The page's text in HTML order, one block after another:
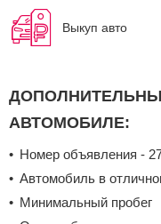
Выкуп авто
АВТОМОБИЛЕ:
Номер объявления -
Автомобиль в
Минимальный пробег